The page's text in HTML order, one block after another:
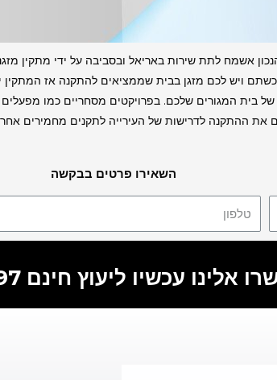
אשמח לתת שירות באריאל ובסביבה על ידי מתקין
המגורים שלכם. בפרויקטים מסחריים כמו מפעלים
את ההתקנה לדרישות של העירייה לתקנים מחמירים
השאירו פרטים בבקשה
אלינו עכשיו ליעוץ חינם 055-9910697